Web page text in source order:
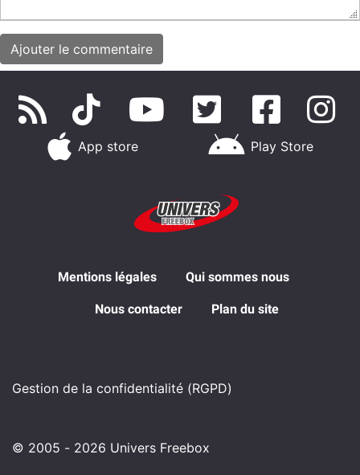
App store Play Store
Mentions légales Qui sommes nous
Nous contacter Plan du site
Gestion de la confidentialité (RGPD)
© 2005 - 2026 Univers Freebox